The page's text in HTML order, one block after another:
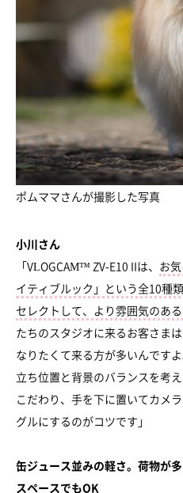
ポムママさんが撮影した写真
小川さん
「VLOGCAM™ ZV-E10 IIは、 お
イティブルック」という全10種
セレクトして、より雰囲気のあ
たちのスタジオに来るお客さま
なりたくて来る方が多いんです
立ち位置と背景のバランスを考
こだわり、手を下に置いてカメ
グルにするのがコツです」
缶ジュース並みの軽さ。荷物が
スペースでもOK